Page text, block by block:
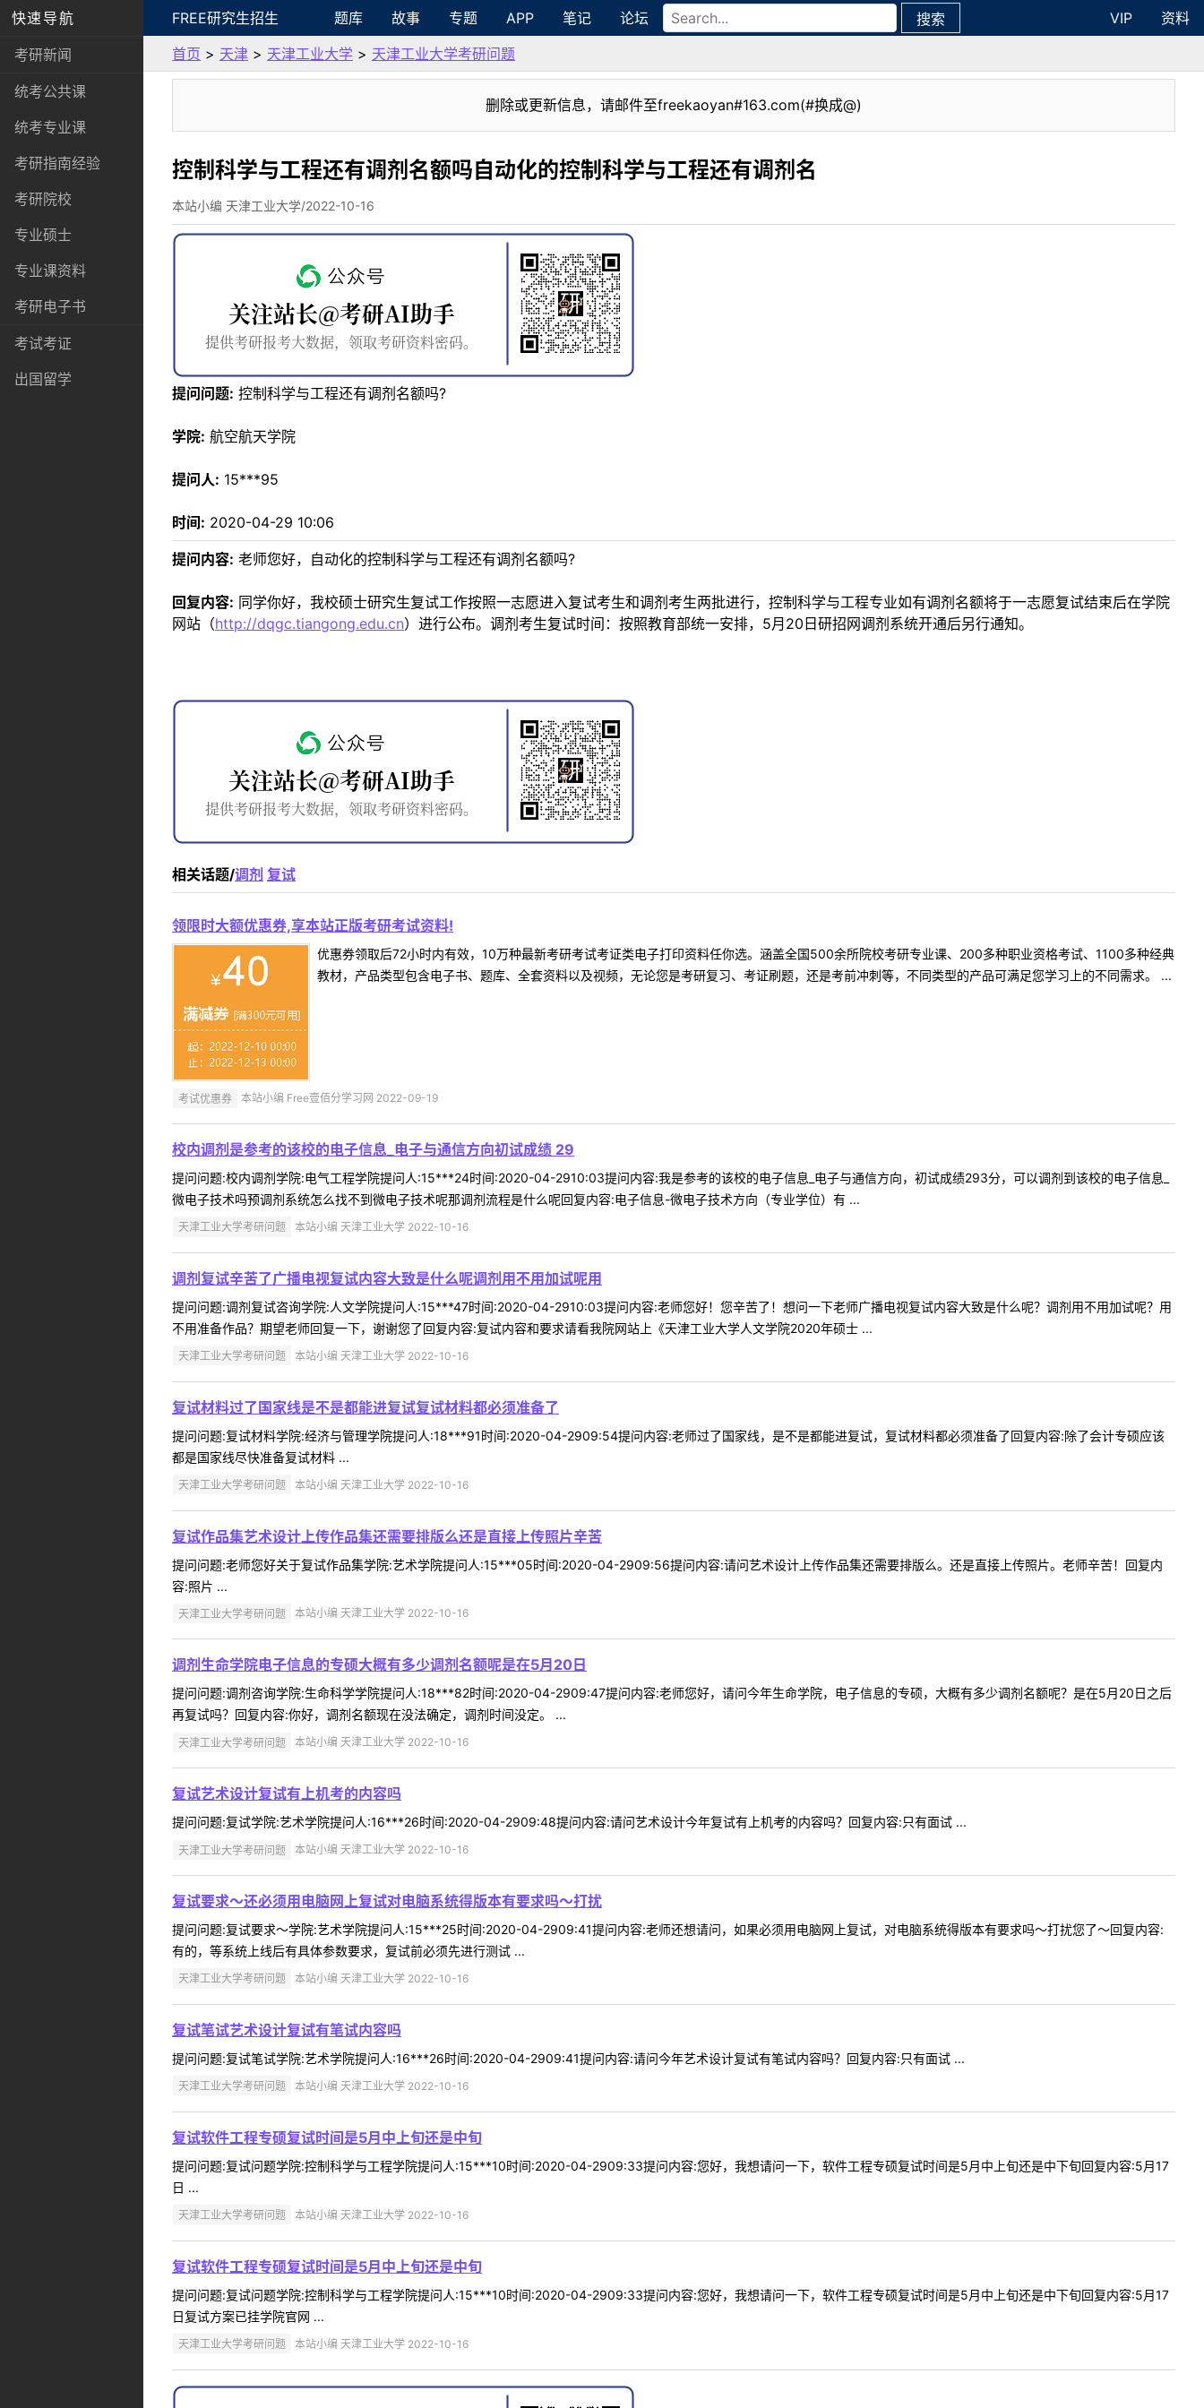
快速导航
考研新闻
统考公共课
统考专业课
考研指南经验
考研院校
专业硕士
专业课资料
考研电子书
考试考证
出国留学
FREE研究生招生 题库 故事 专题 APP 笔记 论坛 搜索 VIP
资料
首页 > 天津 > 天津工业大学 > 天津工业大学考研问题
删除或更新信息，请邮件至freekaoyan#163.com(#换成@)
控制科学与工程还有调剂名额吗自动化的控制科学与工程还有调剂名
本站小编 天津工业大学/2022-10-16
提问问题: 控制科学与工程还有调剂名额吗?
学院: 航空航天学院
提问人: 15***95
时间: 2020-04-29 10:06
提问内容: 老师您好，自动化的控制科学与工程还有调剂名额吗?
回复内容: 同学你好，我校硕士研究生复试工作按照一志愿进入复试考生和调剂考生两批进行，控制科学与工程专业如有调剂名额将于一志愿复试结束后在学院
网站（http://dqgc.tiangong.edu.cn）进行公布。调剂考生复试时间：按照教育部统一安排，5月20日研招网调剂系统开通后另行通知。
相关话题/调剂 复试
领限时大额优惠券,享本站正版考研考试资料!
优惠券领取后72小时内有效，10万种最新考研考试考证类电子打印资料任你选。涵盖全国500余所院校考研专业课、200多种职业资格考试、1100多种经典
教材，产品类型包含电子书、题库、全套资料以及视频，无论您是考研复习、考证刷题，还是考前冲刺等，不同类型的产品可满足您学习上的不同需求。 ...
考试优惠券 本站小编 Free壹佰分学习网 2022-09-19
校内调剂是参考的该校的电子信息_电子与通信方向初试成绩 29
提问问题:校内调剂学院:电气工程学院提问人:15***24时间:2020-04-2910:03提问内容:我是参考的该校的电子信息_电子与通信方向，初试成绩293分，可以调剂到该校的电子信息_
微电子技术吗预调剂系统怎么找不到微电子技术呢那调剂流程是什么呢回复内容:电子信息-微电子技术方向（专业学位）有 ...
天津工业大学考研问题 本站小编 天津工业大学 2022-10-16
调剂复试辛苦了广播电视复试内容大致是什么呢调剂用不用加试呢用
提问问题:调剂复试咨询学院:人文学院提问人:15***47时间:2020-04-2910:03提问内容:老师您好！您辛苦了！想问一下老师广播电视复试内容大致是什么呢？调剂用不用加试呢？用
不用准备作品？期望老师回复一下，谢谢您了回复内容:复试内容和要求请看我院网站上《天津工业大学人文学院2020年硕士 ...
天津工业大学考研问题 本站小编 天津工业大学 2022-10-16
复试材料过了国家线是不是都能进复试复试材料都必须准备了
提问问题:复试材料学院:经济与管理学院提问人:18***91时间:2020-04-2909:54提问内容:老师过了国家线，是不是都能进复试，复试材料都必须准备了回复内容:除了会计专硕应该
都是国家线尽快准备复试材料 ...
天津工业大学考研问题 本站小编 天津工业大学 2022-10-16
复试作品集艺术设计上传作品集还需要排版么还是直接上传照片辛苦
提问问题:老师您好关于复试作品集学院:艺术学院提问人:15***05时间:2020-04-2909:56提问内容:请问艺术设计上传作品集还需要排版么。还是直接上传照片。老师辛苦！回复内
容:照片 ...
天津工业大学考研问题 本站小编 天津工业大学 2022-10-16
调剂生命学院电子信息的专硕大概有多少调剂名额呢是在5月20日
提问问题:调剂咨询学院:生命科学学院提问人:18***82时间:2020-04-2909:47提问内容:老师您好，请问今年生命学院，电子信息的专硕，大概有多少调剂名额呢？是在5月20日之后
再复试吗？回复内容:你好，调剂名额现在没法确定，调剂时间没定。 ...
天津工业大学考研问题 本站小编 天津工业大学 2022-10-16
复试艺术设计复试有上机考的内容吗
提问问题:复试学院:艺术学院提问人:16***26时间:2020-04-2909:48提问内容:请问艺术设计今年复试有上机考的内容吗？回复内容:只有面试 ...
天津工业大学考研问题 本站小编 天津工业大学 2022-10-16
复试要求～还必须用电脑网上复试对电脑系统得版本有要求吗～打扰
提问问题:复试要求～学院:艺术学院提问人:15***25时间:2020-04-2909:41提问内容:老师还想请问，如果必须用电脑网上复试，对电脑系统得版本有要求吗～打扰您了～回复内容:
有的，等系统上线后有具体参数要求，复试前必须先进行测试 ...
天津工业大学考研问题 本站小编 天津工业大学 2022-10-16
复试笔试艺术设计复试有笔试内容吗
提问问题:复试笔试学院:艺术学院提问人:16***26时间:2020-04-2909:41提问内容:请问今年艺术设计复试有笔试内容吗？回复内容:只有面试 ...
天津工业大学考研问题 本站小编 天津工业大学 2022-10-16
复试软件工程专硕复试时间是5月中上旬还是中旬
提问问题:复试问题学院:控制科学与工程学院提问人:15***10时间:2020-04-2909:33提问内容:您好，我想请问一下，软件工程专硕复试时间是5月中上旬还是中下旬回复内容:5月17
日 ...
天津工业大学考研问题 本站小编 天津工业大学 2022-10-16
复试软件工程专硕复试时间是5月中上旬还是中旬
提问问题:复试问题学院:控制科学与工程学院提问人:15***10时间:2020-04-2909:33提问内容:您好，我想请问一下，软件工程专硕复试时间是5月中上旬还是中下旬回复内容:5月17
日复试方案已挂学院官网 ...
天津工业大学考研问题 本站小编 天津工业大学 2022-10-16